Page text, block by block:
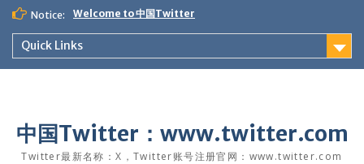
Skip
content
Notice: Welcome to 中国Twitter
Quick Links
中国Twitter：www.twitter.com
Twitter最新名称：X，Twitter账号注册官网：www.twitter.com